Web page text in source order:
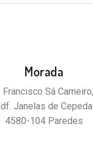
Morada
Francisco Sá
Janelas de Cepeda
4580-104 Paredes